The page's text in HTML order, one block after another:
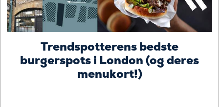
Trendspotterens bedste
burgerspots i London (og deres
menukort!)